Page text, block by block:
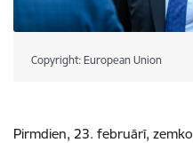
Copyright: European Union
Pirmdien, 23. februārī,